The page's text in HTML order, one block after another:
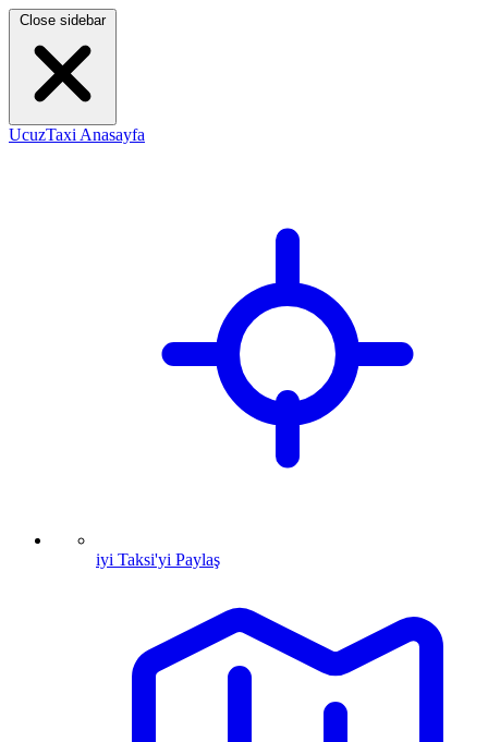
Close sidebar
UcuzTaxi Anasayfa
iyi Taksi'yi Paylaş